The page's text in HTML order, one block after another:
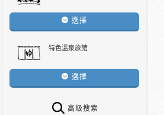
選擇
特色溫泉旅館
選擇
高級搜索